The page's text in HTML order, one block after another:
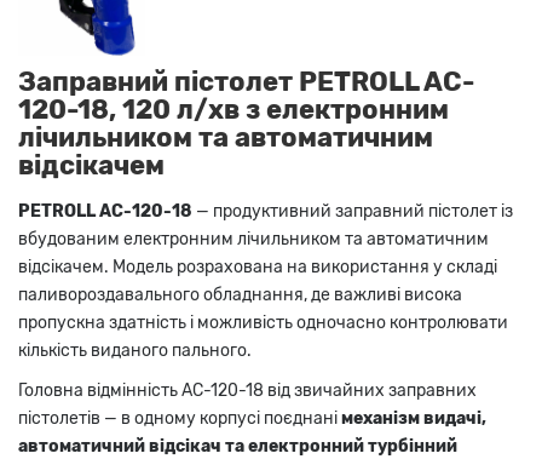
Заправний пістолет PETROLL AC-
120-18, 120 л/хв з електронним
лічильником та автоматичним
відсікачем
PETROLL AC-120-18 — продуктивний заправний пістолет із
вбудованим електронним лічильником та автоматичним
відсікачем. Модель розрахована на використання у складі
паливороздавального обладнання, де важливі висока
пропускна здатність і можливість одночасно контролювати
кількість виданого пального.
Головна відмінність AC-120-18 від звичайних заправних
пістолетів — в одному корпусі поєднанімеханізм видачі,
автоматичний відсікач та електронний турбінний